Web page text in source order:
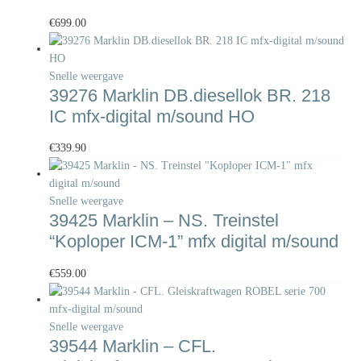
€699.00
Snelle weergave
39276 Marklin DB.diesellok BR. 218
IC mfx-digital m/sound HO
€339.90
Snelle weergave
39425 Marklin – NS. Treinstel
“Koploper ICM-1” mfx digital m/sound
€559.00
Snelle weergave
39544 Marklin – CFL.